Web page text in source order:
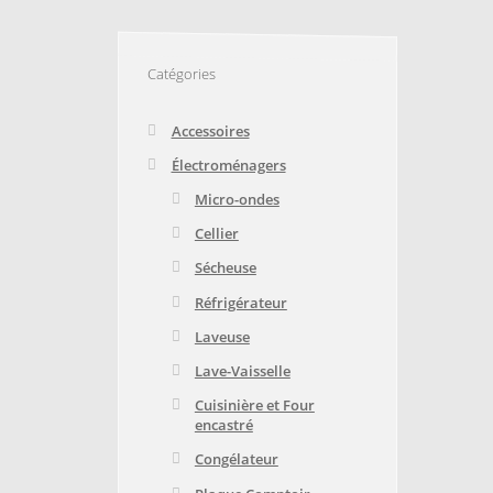
Catégories
Accessoires
Électroménagers
Micro-ondes
Cellier
Sécheuse
Réfrigérateur
Laveuse
Lave-Vaisselle
Cuisinière et Four
encastré
Congélateur